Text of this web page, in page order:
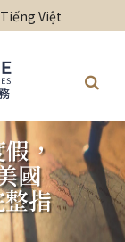
Tiếng Việt
，
國
指